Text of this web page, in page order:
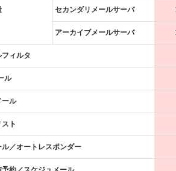
セカンダリメールサーバ
アーカイブメールサーバ
ィルタ
ル
ール
ト
／オートレスポンダー